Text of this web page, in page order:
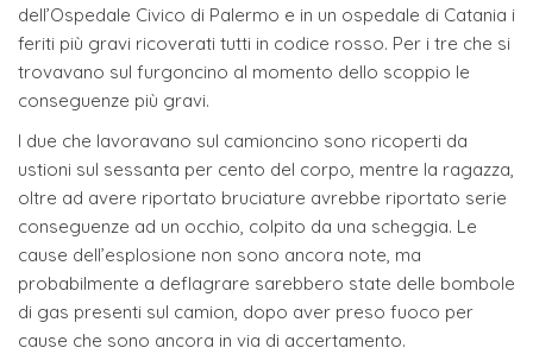
dell’Ospedale Civico di Palermo e in un ospedale di Catania i
feriti più gravi ricoverati tutti in codice rosso. Per i tre che si
trovavano sul furgoncino al momento dello scoppio le
conseguenze più gravi.
I due che lavoravano sul camioncino sono ricoperti da
ustioni sul sessanta per cento del corpo, mentre la ragazza,
oltre ad avere riportato bruciature avrebbe riportato serie
conseguenze ad un occhio, colpito da una scheggia. Le
cause dell’esplosione non sono ancora note, ma
probabilmente a deflagrare sarebbero state delle bombole
di gas presenti sul camion, dopo aver preso fuoco per
cause che sono ancora in via di accertamento.